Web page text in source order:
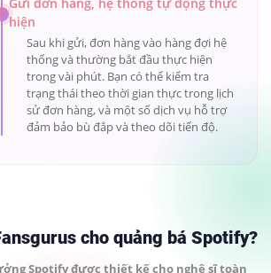
hiện
Sau khi gửi, đơn hàng vào hàng đợi hệ
thống và thường bắt đầu thực hiện
trong vài phút. Bạn có thể kiểm tra
trạng thái theo thời gian thực trong lịch
sử đơn hàng, và một số dịch vụ hỗ trợ
đảm bảo bù đắp và theo dõi tiến độ.
cho quảng bá Spotify?
Spotify được thiết kế cho nghệ sĩ toàn